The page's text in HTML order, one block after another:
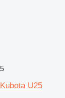
5
Kubota U25